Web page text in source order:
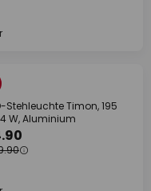
Stehleuchte Timon, 195
W, Aluminium